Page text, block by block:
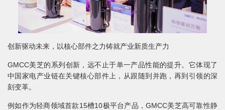
创新驱动未来，以核心部件之力铸就产业新质生产力
GMCC美芝的系列创新，远不止于单一产品性能的提升。它体现了
中国家电产业链在关键核心部件上，从跟随到并跑，再到引领的深
刻变革。
例如作为轻商领域首款15槽10极平台产品，GMCC美芝高可靠性静